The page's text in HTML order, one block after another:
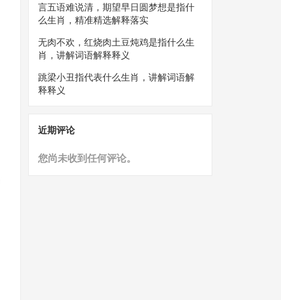
言五语难说清，期望早日圆梦想是指什
么生肖，精准精选解释落实
无肉不欢，红烧肉土豆炖鸡是指什么生
肖，讲解词语解释释义
跳梁小丑指代表什么生肖，讲解词语解
释释义
近期评论
您尚未收到任何评论。